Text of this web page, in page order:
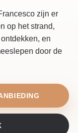
zijn er
op het strand,
en
door de